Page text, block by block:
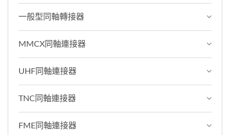
一般型同軸轉接器
MMCX同軸連接器
UHF同軸連接器
TNC同軸連接器
FME同軸連接器